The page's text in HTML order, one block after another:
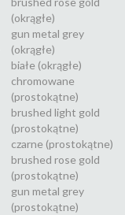
(okrągłe)
gun metal grey
(okrągłe)
białe (okrągłe)
chromowane
(prostokątne)
brushed light gold
(prostokątne)
czarne (prostokątne)
brushed rose gold
(prostokątne)
gun metal grey
(prostokątne)